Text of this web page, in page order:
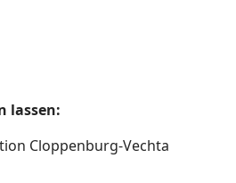
lassen:
Cloppenburg-Vechta